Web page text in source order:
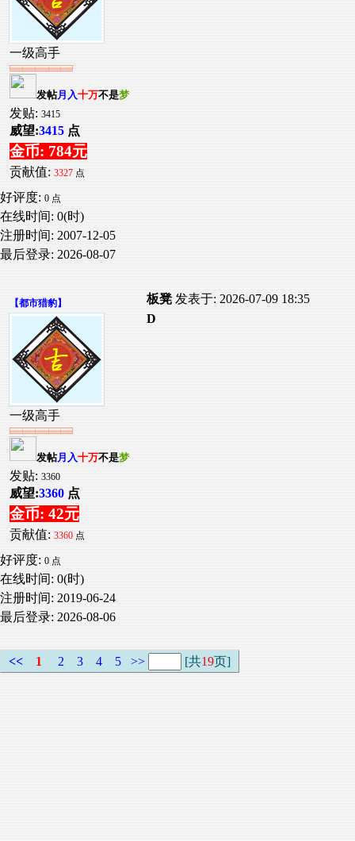
一级高手
发帖月入十万不是梦
发贴: 3415
威望:3415 点
金币: 784元
贡献值: 3327 点
好评度: 0 点
在线时间: 0(时)
注册时间: 2007-12-05
最后登录: 2026-08-07
【都市猎豹】
一级高手
发帖月入十万不是梦
发贴: 3360
威望:3360 点
金币: 42元
贡献值: 3360 点
好评度: 0 点
在线时间: 0(时)
注册时间: 2019-06-24
最后登录: 2026-08-06
板凳 发表于: 2026-07-09 18:35
D
<< 1 2 3 4 5 >> [共19页]